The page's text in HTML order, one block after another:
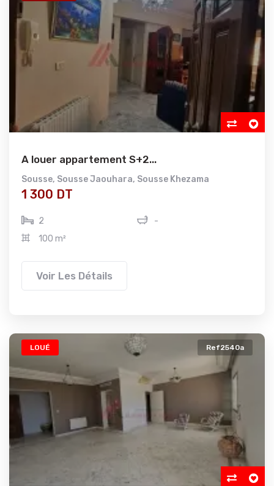
A louer appartement S+2...
Sousse, Sousse Jaouhara, Sousse Khezama
1 300 DT
2
-
100 m²
Voir Les Détails
LOUÉ Ref2540a